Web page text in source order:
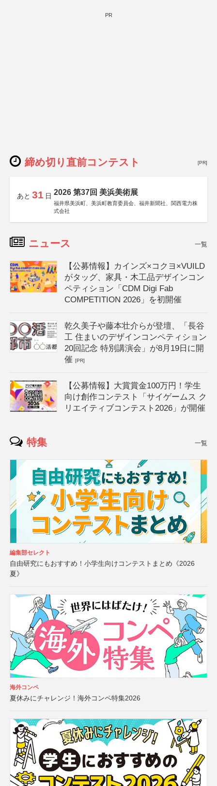
PR
締め切り直前コンテスト [PR]
あと 31 日 2026 第37回 美浜美術展
福井県美浜町、美浜町教育委員会、福井新聞社、関西電力株
式会社
ニュース 一覧
【公募情報】カインズ×コクヨ×VUILD
がタッグ、家具・木工品デザインコン
ペティション「CDM Digi Fab
COMPETITION 2026」を初開催
乾久美子や藤本壮介らが登壇、「長谷
工 住まいのデザインコンペティション
20回記念 特別講演会」が8月19日に開
催[PR]
【公募情報】大賞賞金100万円！学生
向け創作コンテスト「サイゲームス ク
リエイティブコンテスト2026」が開催
特集 一覧
編集部セレクト
自由研究にもおすすめ！小学生向けコンテストまとめ《2026
夏》
海外コンペ
夏休みにチャレンジ！海外コンペ特集2026